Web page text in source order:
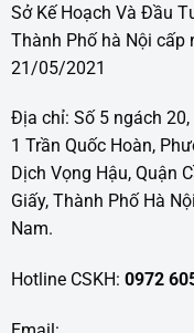
Sở Kế Hoạch Và Đầu
Thành Phố hà Nội cấp
21/05/2021
Địa chỉ: Số 5 ngách 20,
1 Trần Quốc Hoàn,
Dịch Vọng Hậu, Quận
Giấy, Thành Phố Hà
Nam.
Hotline CSKH: 0972